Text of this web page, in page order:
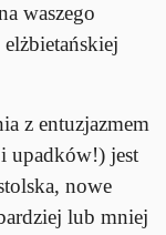
waszego
z entuzjazmem
upadków!) jest
nowe
lub mniej